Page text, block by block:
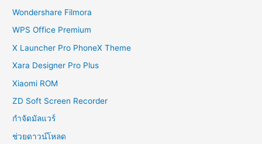
Wondershare Filmora
WPS Office Premium
X Launcher Pro PhoneX Theme
Xara Designer Pro Plus
Xiaomi ROM
ZD Soft Screen Recorder
กำจัดมัลแวร์
ช่วยดาวน์โหลด